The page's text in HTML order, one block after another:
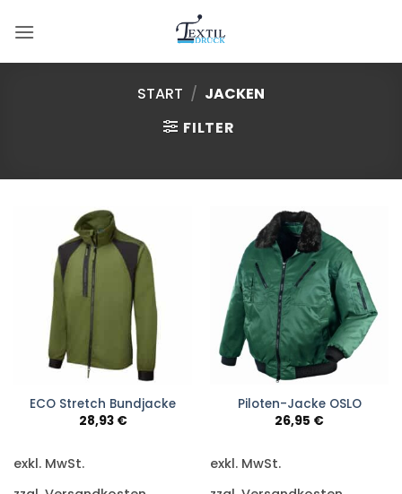
Inhalt
START / JACKEN
FILTER
ECO Stretch Bundjacke
28,93 €
exkl. MwSt.
Piloten-Jacke OSLO
26,95 €
exkl. MwSt.